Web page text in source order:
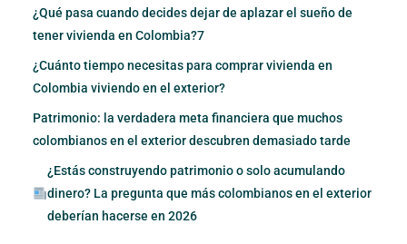
¿Qué pasa cuando decides dejar de aplazar el sueño de
tener vivienda en Colombia?7
¿Cuánto tiempo necesitas para comprar vivienda en
Colombia viviendo en el exterior?
Patrimonio: la verdadera meta financiera que muchos
colombianos en el exterior descubren demasiado tarde
¿Estás construyendo patrimonio o solo acumulando
dinero? La pregunta que más colombianos en el exterior
deberían hacerse en 2026